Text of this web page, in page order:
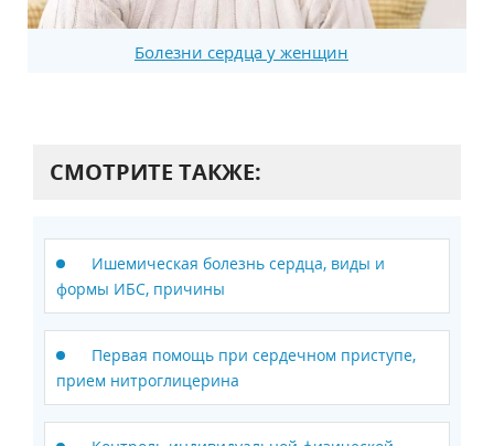
Болезни сердца у женщин
СМОТРИТЕ ТАКЖЕ:
Ишемическая болезнь сердца, виды и
формы ИБС, причины
Первая помощь при сердечном приступе,
прием нитроглицерина